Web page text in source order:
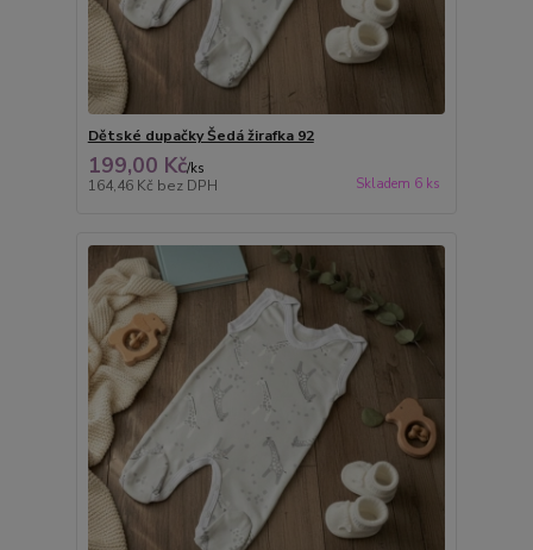
Dětské dupačky Šedá žirafka 92
199,00 Kč/ks
164,46 Kč bez DPH Skladem 6 ks